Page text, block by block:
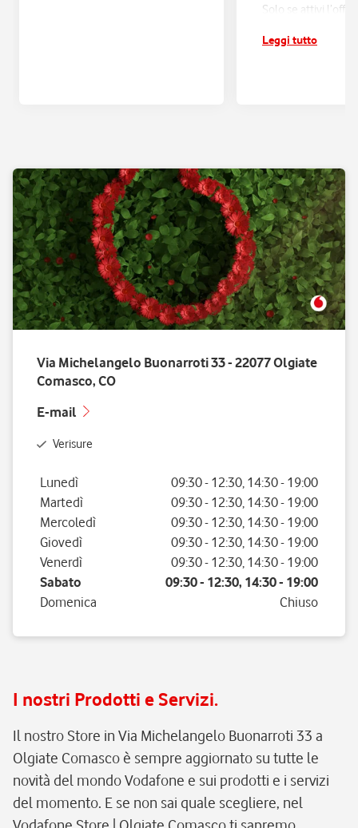
Solo se attivi
sconti ed
Leggi tutto
Via Michelangelo Buonarroti 33 - 22077 Olgiate
Comasco, CO
E-mail
Verisure
Giorno della settimanaOrario
Lunedì 09:30- 12:30 14:30- 19:00
Martedì
09:30- 12:30 14:30- 19:00
Mercoledì
09:30- 12:30 14:30- 19:00
Giovedì
09:30- 12:30 14:30- 19:00
Venerdì
09:30- 12:30 14:30- 19:00
Sabato
09:30- 12:30, 14:30- 19:00
Domenica
Chiuso
I nostri Prodotti e Servizi.
Il nostro Store in Via Michelangelo Buonarroti 33 a
Olgiate Comasco è sempre aggiornato su tutte le
novità del mondo Vodafone e sui prodotti e i servizi
del momento. E se non sai quale scegliere, nel
Vodafone Store | Olgiate Comasco ti sapremo